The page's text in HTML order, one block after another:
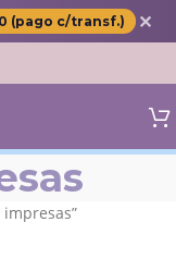
(pago c/transf.) ✕